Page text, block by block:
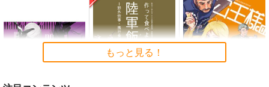
7月28日掲載
もっと見る！